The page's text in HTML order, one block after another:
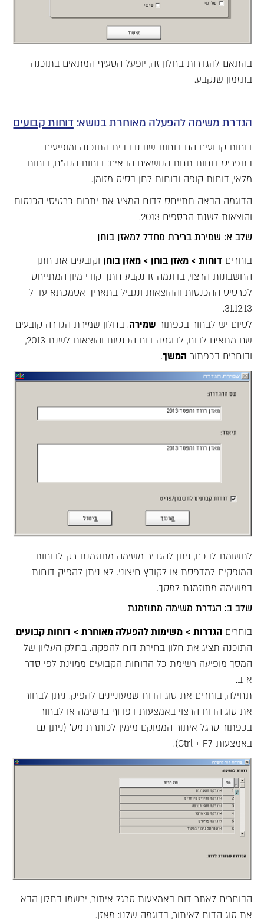
בהתאם להגדרות בחלון זה, יופעל הסעיף המתאים בתוכנה
בתזמון שנקבע.
הגדרת משימה להפעלה מאוחרת בנושא:דוחות קבועים
דוחות קבועים הם דוחות שנבנו בבית התוכנה ומופיעים
בתפריט דוחות תחת הנושאים הבאים: דוחות הנה"ח, דוחות
מלאי, דוחות קופה ודוחות לחן בסיס מזומן.
הדוגמה הבאה תתייחס לדוח המציג את יתרות כרטיסי הכנסות
והוצאות לשנת הכספים 2013.
שלב א: שמירת ברירת מחדל למאזן בוחן
בוחרים דוחות > מאזן בוחן > מאזן בוחן וקובעים את חתך
החשבונות הרצוי, בדוגמה זו נקבע חתך קודי מיון המתייחס
לכרטיס ההכנסות וההוצאות ונגביל בתאריך אסמכתא עד ל-
31.12.13.
לסיום יש לבחור בכפתור שמירה. בחלון שמירת הגדרה קובעים
שם מתאים לדוח, לדוגמה דוח הכנסות והוצאות לשנת 2013,
ובוחרים בכפתור המשך.
לתשומת לבכם, ניתן להגדיר משימה מתוזמנת רק לדוחות
המופקים למדפסת או לקובץ חיצוני. לא ניתן להפיק דוחות
במשימה מתוזמנת למסך.
שלב ב: הגדרת משימה מתוזמנת
בוחרים הגדרות > משימות להפעלה מאוחרת > דוחות קבועים.
התוכנה תציג את חלון בחירת דוח להפקה. בחלק העליון של
המסך מופיעה רשימת כל הדוחות הקבועים ממוינת לפי סדר
א-ב.
תחילה, בוחרים את סוג הדוח שמעוניינים להפיק. ניתן לבחור
את סוג הדוח הרצוי באמצעות דפדוף ברשימה או לבחור
בכפתור סרגל איתור הממוקם מימין לכותרת מס' (ניתן גם
באמצעות Ctrl + F7).
הבוחרים לאתר דוח באמצעות סרגל איתור, ירשמו בחלון הבא
את סוג הדוח לאיתור, בדוגמה שלנו: מאזן.